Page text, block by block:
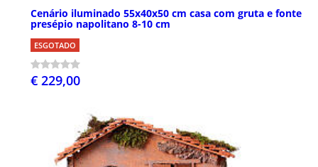
Cenário iluminado 55x40x50 cm casa com gruta e fonte
presépio napolitano 8-10 cm
ESGOTADO
€ 229,00